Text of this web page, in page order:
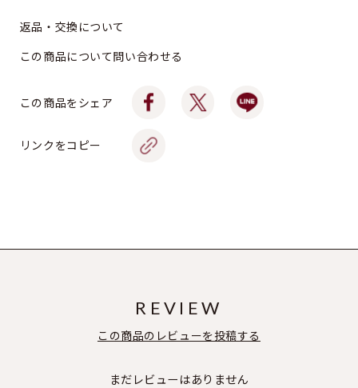
返品・交換について
この商品について問い合わせる
この商品をシェア
リンクをコピー
REVIEW
この商品のレビューを投稿する
まだレビューはありません